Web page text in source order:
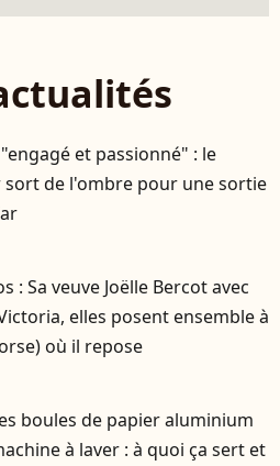
et passionné" : le
sort de l'ombre pour une sortie
: Sa veuve Joëlle Bercot avec
elles posent ensemble à
où il repose
boules de papier aluminium
à laver : à quoi ça sert et